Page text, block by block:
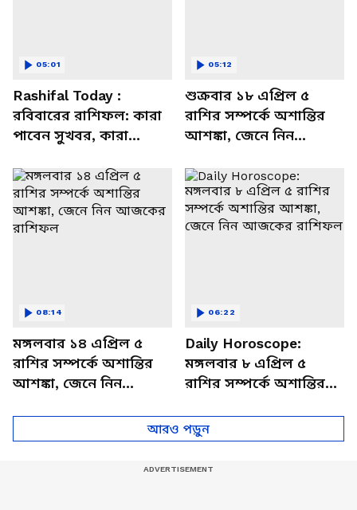
Rashifal Today :
রবিবারের রাশিফল: কারা
পাবেন সুখবর, কারা
বিশদে
05:01
শুক্রবার ১৮ এপ্রিল ৫
রাশির সম্পর্কে অশান্তির
আশঙ্কা, জেনে নিন
05:12
মঙ্গলবার ১৪ এপ্রিল ৫
রাশির সম্পর্কে অশান্তির
আশঙ্কা, জেনে নিন
08:14
Daily Horoscope:
মঙ্গলবার ৮ এপ্রিল ৫
রাশির সম্পর্কে অশান্তির
আজকের রাশিফল
06:22
আরও পড়ুন